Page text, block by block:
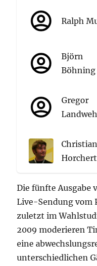
Ralph
Björn
Böhning
Gregor
Christian
Horchert
Die fünfte Ausgabe
Live-Sendung vom
zuletzt im
2009 moderieren
eine
unterschiedlichen